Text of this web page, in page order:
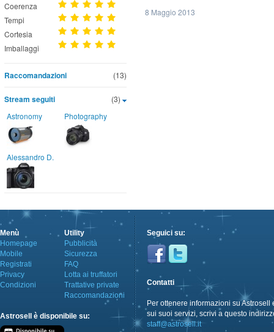
Coerenza
Tempi
Cortesia
Imballaggi
(13)
Raccomandazioni
(3)
Stream seguiti
Astronomy Photography
Alessandro D.
8 Maggio 2013
Menù
Homepage
Mobile
Registrati
Privacy
Condizioni
Utility
Pubblicità
Sicurezza
FAQ
Lotta ai truffatori
Trattative private
Raccomandazioni
Astrosell è disponibile su:
Seguici su:
Contatti
Per ottenere informazioni su Astrosell
sui suoi servizi, scrivi a questo
staff@astrosell.it